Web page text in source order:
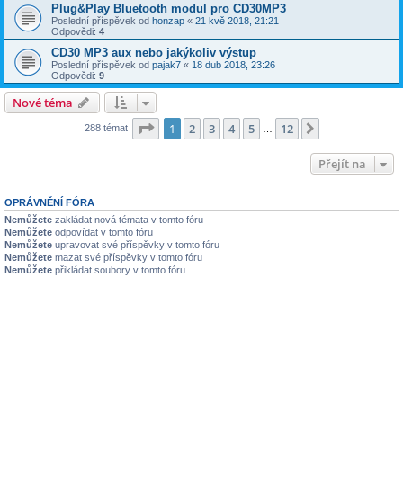
Plug&Play Bluetooth modul pro CD30MP3
Poslední příspěvek od honzap « 21 kvě 2018, 21:21
Odpovědi: 4
CD30 MP3 aux nebo jakýkoliv výstup
Poslední příspěvek od pajak7 « 18 dub 2018, 23:26
Odpovědi: 9
Nové téma
288 témat Stránka z 12
1 2 3 4 5 12
Přejít na
OPRÁVNĚNÍ FÓRA
Nemůžete zakládat nová témata v tomto fóru
Nemůžete odpovídat v tomto fóru
Nemůžete upravovat své příspěvky v tomto fóru
Nemůžete mazat své příspěvky v tomto fóru
Nemůžete přikládat soubory v tomto fóru